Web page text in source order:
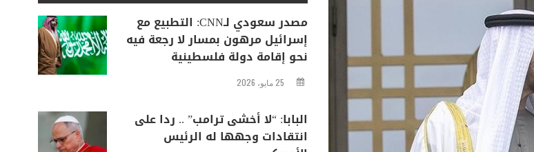
مصدر سعودي لـCNN: التطبيع مع
إسرائيل مرهون بمسار لا رجعة فيه
نحو إقامة دولة فلسطينية
25 مايو، 2026
البابا: “لا أخشى ترامب” .. ردا على
انتقادات وجهها له الرئيس